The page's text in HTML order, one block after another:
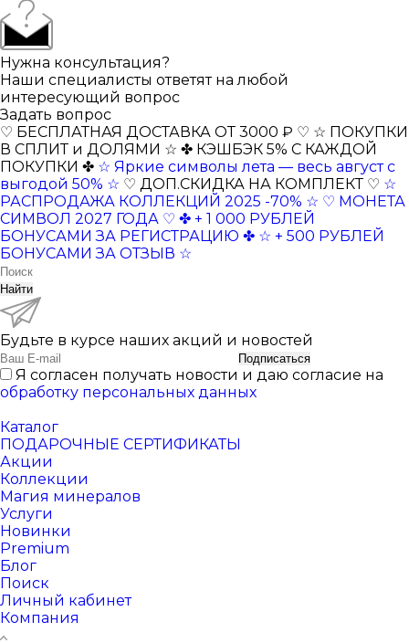
Нужна консультация?
Наши специалисты ответят на любой
интересующий вопрос
Задать вопрос
♡ БЕСПЛАТНАЯ ДОСТАВКА ОТ 3000 ₽ ♡ ☆ ПОКУПКИ
В СПЛИТ и ДОЛЯМИ ☆ ✤ КЭШБЭК 5% С КАЖДОЙ
ПОКУПКИ ✤ ☆ Яркие символы лета — весь август с
выгодой 50% ☆ ♡ ДОП.СКИДКА НА КОМПЛЕКТ ♡ ☆
РАСПРОДАЖА КОЛЛЕКЦИЙ 2025 -70% ☆ ♡ МОНЕТА
СИМВОЛ 2027 ГОДА ♡ ✤ + 1 000 РУБЛЕЙ
БОНУСАМИ ЗА РЕГИСТРАЦИЮ ✤ ☆ + 500 РУБЛЕЙ
БОНУСАМИ ЗА ОТЗЫВ ☆
Найти
Будьте в курсе наших акций и новостей
Подписаться
Я согласен получать новости и даю согласие на
обработку персональных данных
Каталог
ПОДАРОЧНЫЕ СЕРТИФИКАТЫ
Акции
Коллекции
Магия минералов
Услуги
Новинки
Premium
Блог
Поиск
Личный кабинет
Компания